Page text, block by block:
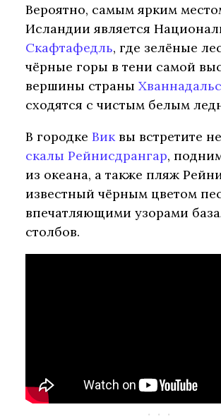
Вероятно, самым ярким
Исландии является
Скафтафедль, где зелёные
чёрные горы в тени самой
вершины страны
сходятся с чистым белым
В городке Виквы встретите
скалы Рейнисдрангар,
из океана, а также пляж
известный чёрным цветом
впечатляющими узорами
столбов.